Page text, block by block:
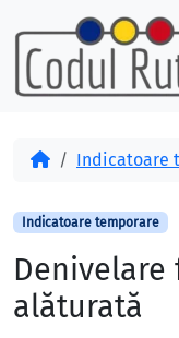
Skip to content
Skip to footer
AcasăIndicatoare
Indicatoare temporare
Denivelare
alăturată